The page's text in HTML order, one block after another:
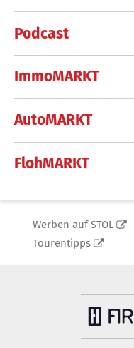
Podcast
ImmoMARKT
AutoMARKT
FlohMARKT
Werben auf STOL
Tourentipps